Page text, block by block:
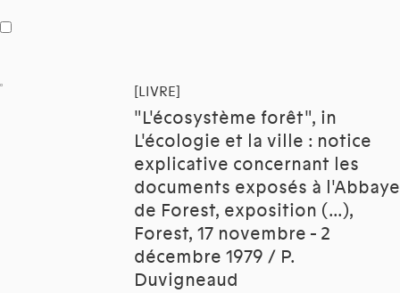
[LIVRE]
"L'écosystème forêt", in
L'écologie et la ville : notice
explicative concernant les
documents exposés à l'Abbaye
de Forest, exposition (...),
Forest, 17 novembre - 2
décembre 1979 / P.
Duvigneaud